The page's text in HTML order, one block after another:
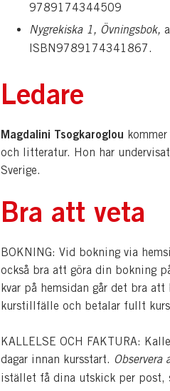
9789174344509
Nygrekiska 1, Övningsbok,
ISBN9789174341867.
Ledare
Magdalini Tsogkaroglou
och litteratur. Hon har
Sverige.
Bra att veta
BOKNING: Vid bokning via
också bra att göra din bokning
kvar på hemsidan går det bra
kurstillfälle och betalar fullt
KALLELSE OCH FAKTURA:
dagar innan kursstart. Observera
istället få dina utskick per post,